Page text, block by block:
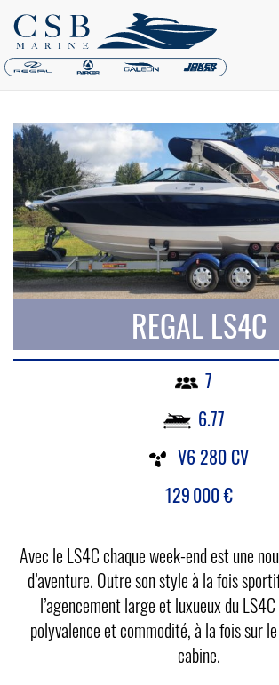
REGAL LS4C
7
6.77
V6 280 CV
129 000€
Avec le LS4C chaque week-end est une
d’aventure. Outre son style à la fois
l’agencement large et luxueux du
polyvalence et commodité, à la fois sur
cabine.